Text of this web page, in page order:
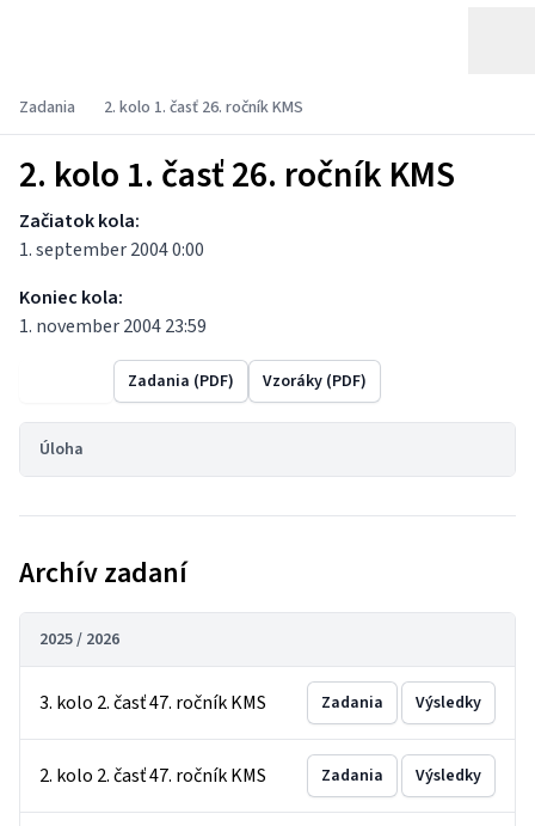
Zadania 2. kolo 1. časť 26. ročník KMS
2. kolo 1. časť 26. ročník KMS
Začiatok kola:
1. september 2004 0:00
Koniec kola:
1. november 2004 23:59
Zadania (PDF) Vzoráky (PDF)
Úloha
Archív zadaní
2025 / 2026
3. kolo 2. časť 47. ročník KMS Zadania Výsledky
2. kolo 2. časť 47. ročník KMS Zadania Výsledky